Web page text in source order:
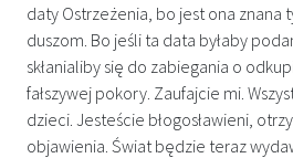
daty Ostrzeżenia, bo jest ona znana
duszom. Bo jeśli ta data byłaby
skłanialiby się do zabiegania o
fałszywej pokory. Zaufajcie mi.
dzieci. Jesteście błogosławieni,
objawienia. Świat będzie teraz